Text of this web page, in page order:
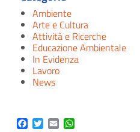
Ambiente
Arte e Cultura
Attività e Ricerche
Educazione Ambientale
In Evidenza
Lavoro
News
Facebook
Twitter
Email